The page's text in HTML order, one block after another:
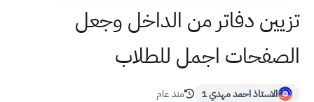
تزيين دفاتر من الداخل وجعل
الصفحات اجمل للطلاب
الاستاذ احمد مهدي 1 منذ عام